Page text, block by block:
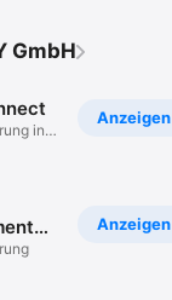
GmbH
Anzeigen
in
Anzeigen